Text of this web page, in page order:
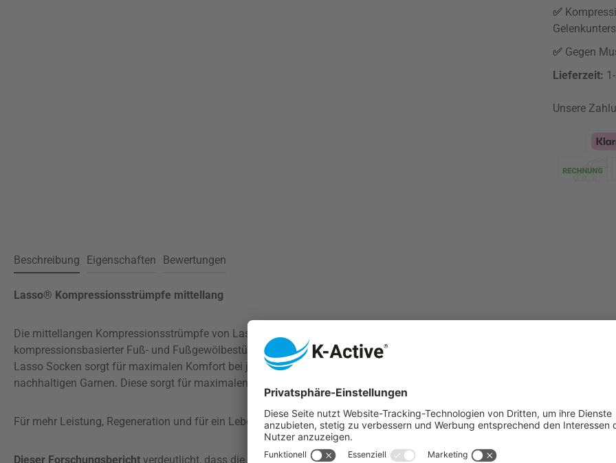
✅
✅ Gegen
Lieferzeit:
Unsere
Beschreibung Eigenschaften Bewertungen
Lasso® Kompressionsstrümpfe mittellang
Die mittellangen Kompressionsstrümpfe von Lasso sind die perfekten Begleiter für deinen Alltag. Durch die Kombination
kompressionsbasierter Fuß- und Fußgewölbestütze reduzieren die Socken Muskelermüdung und Muskelkater und
Lasso Socken sorgt für maximalen Komfort bei jeder Bewegung. Die patentierten SmartSupport™ Socken sind eine
nachhaltigen Garnen. Diese sorgt für maximalen Komfort und strukturelle Unterstützung in jeder Umgebung.
Für mehr Leistung, Regeneration und für ein Leben in Bewegung!
Dieser Forschungsbericht verdeutlicht, dass die Winkeländerung des Fußes beim Tragen einer LASSO-Socke deutlich